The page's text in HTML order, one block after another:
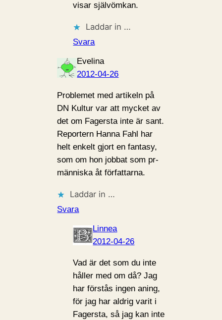
visar självömkan.
Laddar in …
Svara
Evelina
2012-04-26
Problemet med artikeln på
DN Kultur var att mycket av
det om Fagersta inte är sant.
Reportern Hanna Fahl har
helt enkelt gjort en fantasy,
som om hon jobbat som pr-
människa åt författarna.
Laddar in …
Svara
Linnea
2012-04-26
Vad är det som du inte
håller med om då? Jag
har förstås ingen aning,
för jag har aldrig varit i
Fagersta, så jag kan inte